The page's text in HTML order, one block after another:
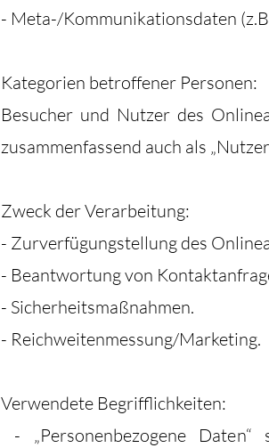
- Meta-/Kommunikationsdaten
Kategorien betroffener Personen:
Besucher und Nutzer des
zusammenfassend auch als
Zweck der Verarbeitung:
- Zurverfügungstellung des
- Beantwortung von
- Sicherheitsmaßnahmen.
- Reichweitenmessung/Marketing.
Verwendete Begrifflichkeiten:
- „Personenbezogene